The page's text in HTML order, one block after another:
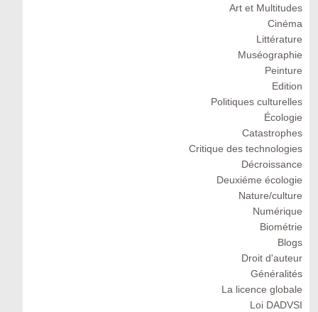
Art et Multitudes
Cinéma
Littérature
Muséographie
Peinture
Edition
Politiques culturelles
Écologie
Catastrophes
Critique des technologies
Décroissance
Deuxiéme écologie
Nature/culture
Numérique
Biométrie
Blogs
Droit d'auteur
Généralités
La licence globale
Loi DADVSI